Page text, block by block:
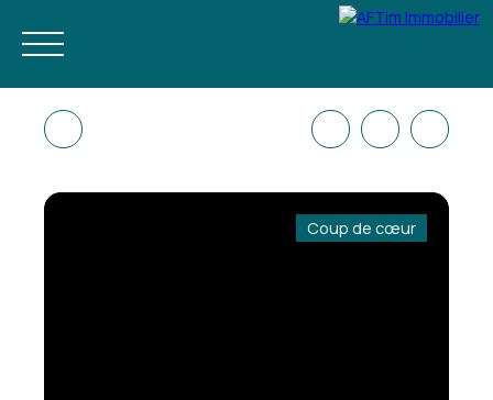
LOUER À L'ANNÉE GESTION
Coup de cœur